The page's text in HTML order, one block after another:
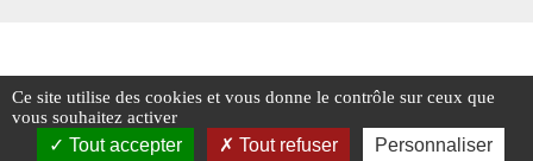
Ce site utilise des cookies et vous donne le contrôle sur ceux que
vous souhaitez activer
Tout accepter Tout refuser Personnaliser